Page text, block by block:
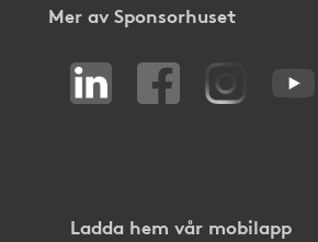
Mer av Sponsorhuset
Ladda hem vår mobilapp